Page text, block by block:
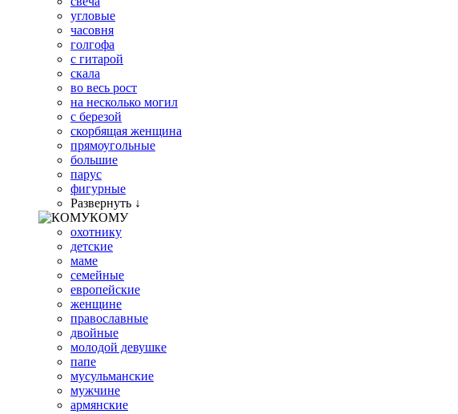
угловые
часовня
голгофа
с гитарой
скала
во весь рост
на несколько могил
с березой
скорбящая женщина
прямоугольные
большие
парус
фигурные
Развернуть ↓
КОМУ
охотнику
детские
маме
семейные
европейские
женщине
православные
двойные
молодой девушке
папе
мусульманские
мужчине
армянские